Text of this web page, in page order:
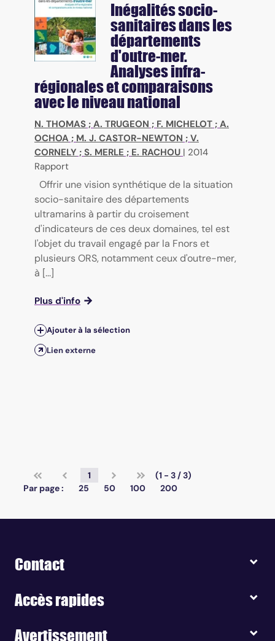
Inégalités socio-
sanitaires dans les
départements
d'outre-mer.
Analyses infra-
régionales et comparaisons
avec le niveau national
N. THOMAS ; A. TRUGEON ; F. MICHELOT ; A.
OCHOA ; M. J. CASTOR-NEWTON ; V.
CORNELY ; S. MERLE ; E. RACHOU | 2014
Rapport
Offrir une vision synthétique de la situation
socio-sanitaire des départements
ultramarins à partir du croisement
d'indicateurs de ces deux domaines, tel est
l'objet du travail engagé par la Fnors et
plusieurs ORS, notamment ceux d'outre-mer,
à [...]
Plus d'info
Ajouter à la sélection
Lien externe
1
(1 - 3 / 3)
Par page :
25 50 100 200
Contact
Accès rapides
Avertissement